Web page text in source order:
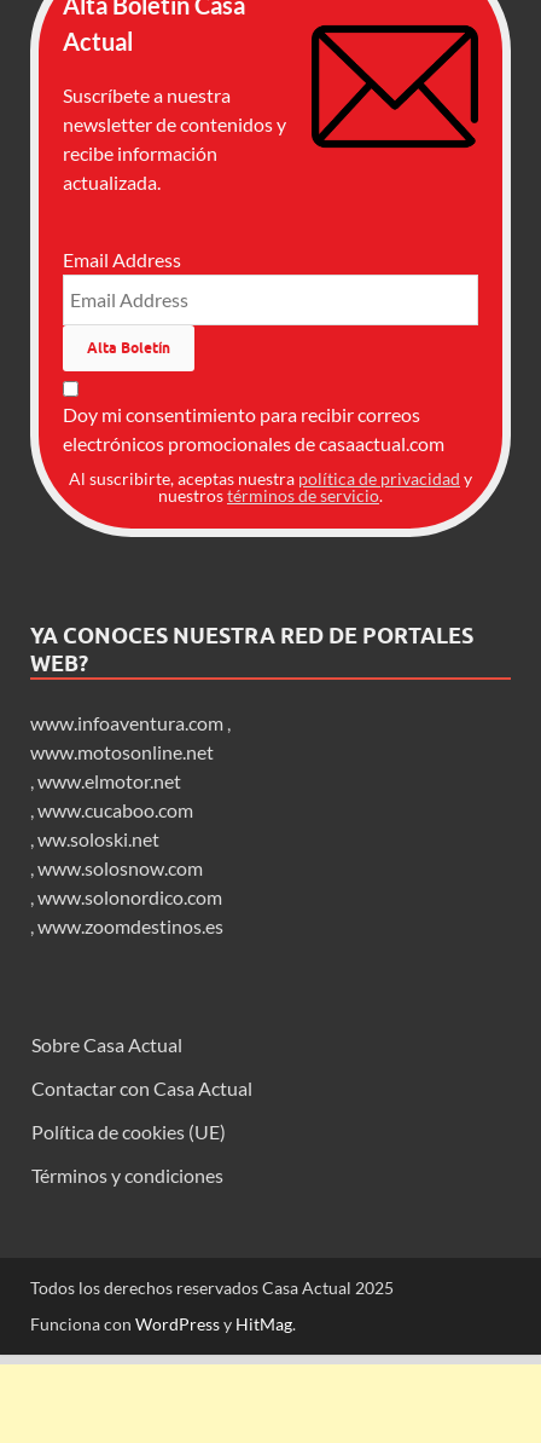
Actual
Suscríbete a nuestra
newsletter de contenidos y
recibe información
actualizada.
Email Address
Doy mi consentimiento para recibir correos
electrónicos promocionales de casaactual.com
Al suscribirte, aceptas nuestra política de privacidad y
nuestrostérminos de servicio.
YA CONOCES NUESTRA RED DE PORTALES
WEB?
www.infoaventura.com ,
www.motosonline.net
,www.elmotor.net
,www.cucaboo.com
,ww.soloski.net
,www.solosnow.com
,www.solonordico.com
,www.zoomdestinos.es
Sobre Casa Actual
Contactar con Casa Actual
Política de cookies (UE)
Términos y condiciones
Todos los derechos reservados Casa Actual 2025
Funciona con WordPressy HitMag.